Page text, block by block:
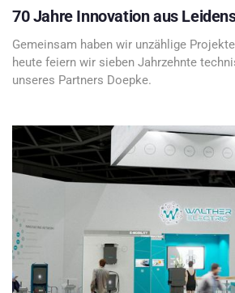
70 Jahre Innovation aus
Gemeinsam haben wir unzählige
heute feiern wir sieben Jahrzehnte
unseres Partners Doepke.